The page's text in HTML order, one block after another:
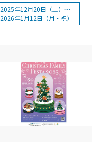
2025年12月20日（土）～
2026年1月12日（月・祝）